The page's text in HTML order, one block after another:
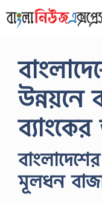
to
উন্নয়নে
মূলধন